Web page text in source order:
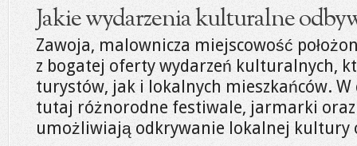
Jakie wydarzenia kulturalne
Zawoja, malownicza miejscowość
z bogatej oferty wydarzeń kulturalnych,
turystów, jak i lokalnych mieszkańców.
tutaj różnorodne festiwale, jarmarki
umożliwiają odkrywanie lokalnej kultury